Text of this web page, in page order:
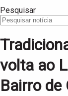
Pesquisar
volta ao
Bairro de